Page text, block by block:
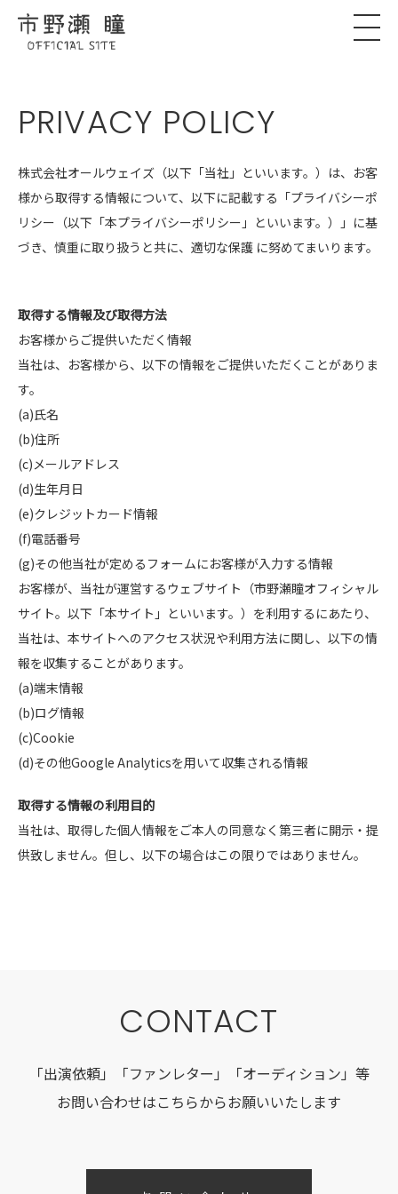
PRIVACY POLICY
株式会社オールウェイズ（以下「当社」といいます。）は、お客
様から取得する情報について、以下に記載する「プライバシーポ
リシー（以下「本プライバシーポリシー」といいます。）」に基
づき、慎重に取り扱うと共に、適切な保護 に努めてまいります。
取得する情報及び取得方法
お客様からご提供いただく情報
当社は、お客様から、以下の情報をご提供いただくことがありま
す。
(a)氏名
(b)住所
(c)メールアドレス
(d)生年月日
(e)クレジットカード情報
(f)電話番号
(g)その他当社が定めるフォームにお客様が入力する情報
お客様が、当社が運営するウェブサイト（市野瀬瞳オフィシャル
サイト。以下「本サイト」といいます。）を利用するにあたり、
当社は、本サイトへのアクセス状況や利用方法に関し、以下の情
報を収集することがあります。
(a)端末情報
(b)ログ情報
(c)Cookie
(d)その他Google Analyticsを用いて収集される情報
取得する情報の利用目的
当社は、取得した個人情報をご本人の同意なく第三者に開示・提
供致しません。但し、以下の場合はこの限りではありません。
CONTACT
「出演依頼」「ファンレター」「オーディション」等
お問い合わせはこちらからお願いいたします